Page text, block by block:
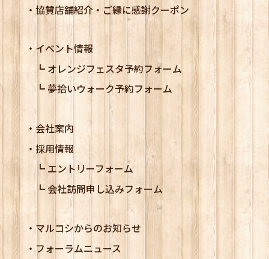
協賛店舗紹介・ご縁に感謝クーポン
イベント情報
オレンジフェスタ予約フォーム
夢拾いウォーク予約フォーム
会社案内
採用情報
エントリーフォーム
会社訪問申し込みフォーム
マルコシからのお知らせ
フォーラムニュース